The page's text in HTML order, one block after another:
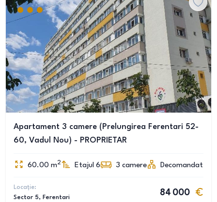
Apartament 3 camere (Prelungirea Ferentari 52-
60, Vadul Nou) - PROPRIETAR
60.00 m2 Etajul 6 3 camere Decomandat
Locație:
Sector 5, Ferentari
84 000